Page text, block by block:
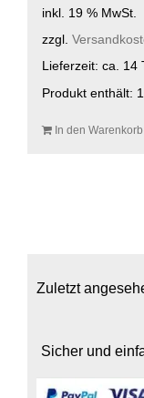
inkl. 19 % MwSt.
zzgl.
Lieferzeit: ca. 14
Produkt enthält: 1
In den Warenkorb
Zuletzt
Sicher und